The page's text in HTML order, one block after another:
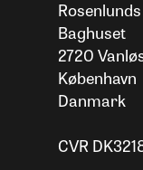
Baghuset
2720
København
Danmark
CVR